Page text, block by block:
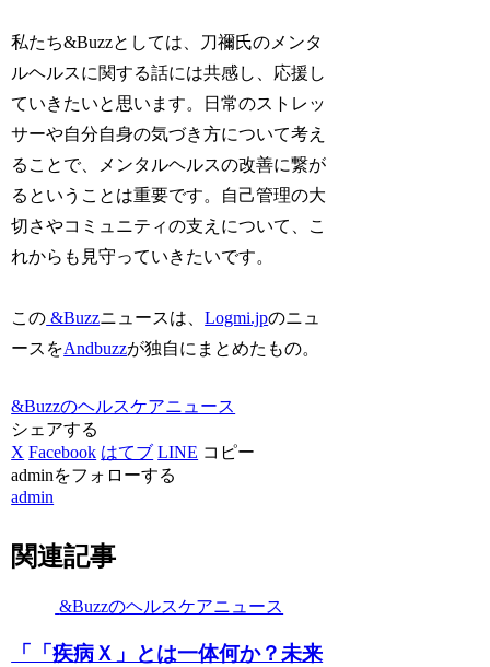
私たち&Buzzとしては、刀禰氏のメンタ
ルヘルスに関する話には共感し、応援し
ていきたいと思います。日常のストレッ
サーや自分自身の気づき方について考え
ることで、メンタルヘルスの改善に繋が
るということは重要です。自己管理の大
切さやコミュニティの支えについて、こ
れからも見守っていきたいです。
この &Buzzニュースは、Logmi.jpのニュ
ースをAndbuzzが独自にまとめたもの。
&Buzzのヘルスケアニュース
シェアする
X Facebook はてブ LINE コピー
adminをフォローする
admin
関連記事
&Buzzのヘルスケアニュース
「「疾病Ｘ」とは一体何か？未来